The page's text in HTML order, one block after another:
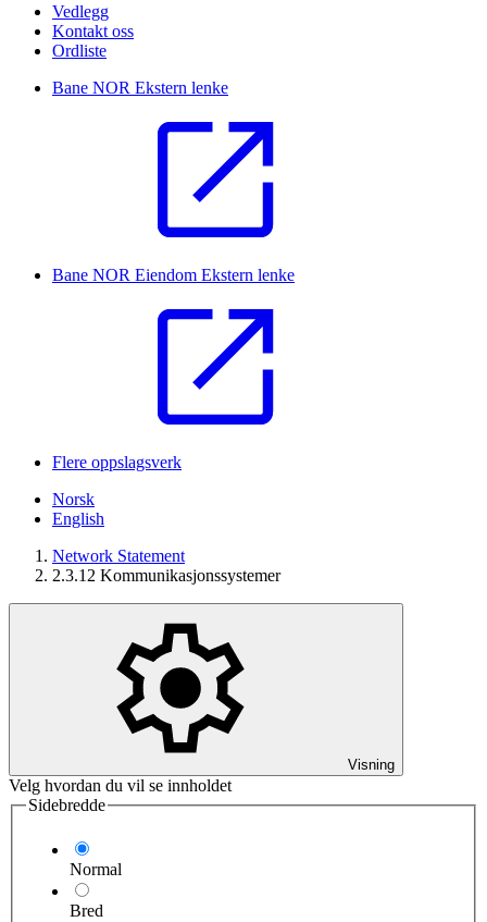
Vedlegg
Kontakt oss
Ordliste
Bane NOR Ekstern lenke
Bane NOR Eiendom Ekstern lenke
Flere oppslagsverk
Norsk
English
Network Statement
2.3.12 Kommunikasjonssystemer
Visning
Velg hvordan du vil se innholdet
Sidebredde
Normal
Bred